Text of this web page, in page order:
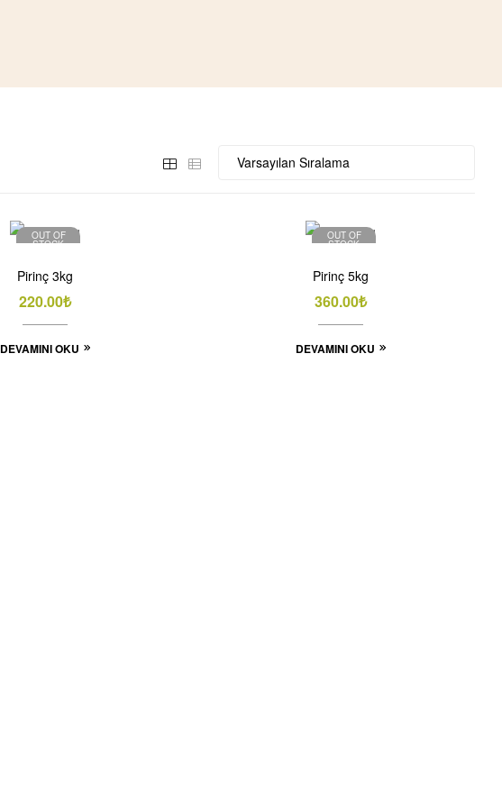
OUT OF
STOCK
Pirinç 3kg
220.00₺
DEVAMINI OKU
OUT OF
STOCK
Pirinç 5kg
360.00₺
DEVAMINI OKU